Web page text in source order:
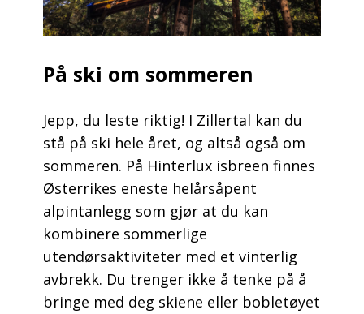
På ski om sommeren
Jepp, du leste riktig! I Zillertal kan du
stå på ski hele året, og altså også om
sommeren. På Hinterlux isbreen finnes
Østerrikes eneste helårsåpent
alpintanlegg som gjør at du kan
kombinere sommerlige
utendørsaktiviteter med et vinterlig
avbrekk. Du trenger ikke å tenke på å
bringe med deg skiene eller bobletøyet